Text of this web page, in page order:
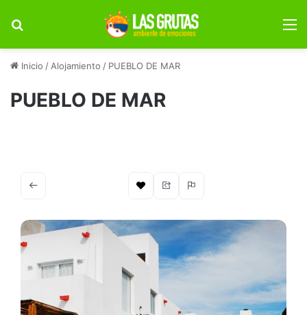
Inicio / Alojamiento / PUEBLO DE MAR
PUEBLO DE MAR